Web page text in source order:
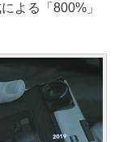
よる「800%」